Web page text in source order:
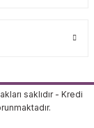
saklıdır - Kredi